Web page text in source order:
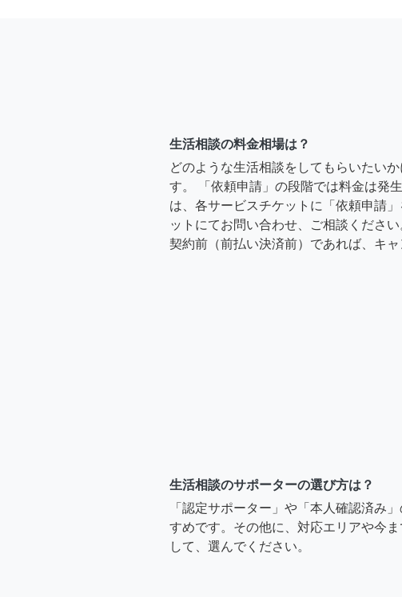
生活相談の料金相場は？
どのような生活相談をしてもらいたい
す。 「依頼申請」の段階では料金は発
は、各サービスチケットに「依頼申請
ットにてお問い合わせ、ご相談くださ
契約前（前払い決済前）であれば、キャ
生活相談のサポーターの選び方は？
「認定サポーター」や「本人確認済み
すめです。その他に、対応エリアや今
して、選んでください。